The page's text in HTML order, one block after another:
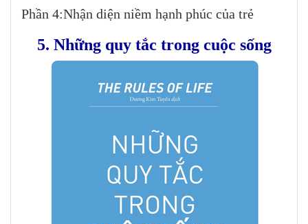
Phần 4:Nhận diện niềm hạnh phúc của trẻ
5. Những quy tắc trong cuộc sống